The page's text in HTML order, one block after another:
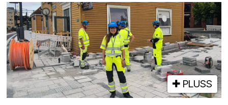
PLUSS